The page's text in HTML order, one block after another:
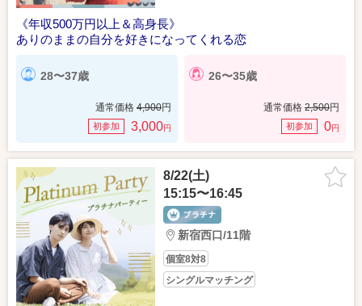
《年収500万円以上＆高身長》
ありのままの自分を好きになってくれる恋
28〜37歳
通常価格 4,900円
初参加 3,000円
26〜35歳
通常価格 2,500円
初参加 0円
8/22(土)
15:15〜16:45
新宿西口/11階
個室8対8
シングルマッチング